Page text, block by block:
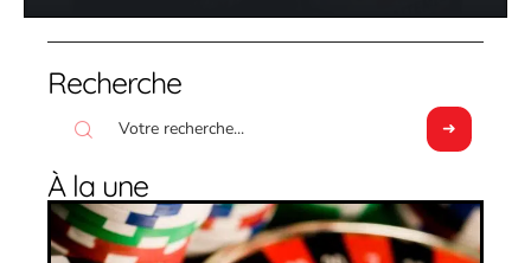
Recherche
À la une